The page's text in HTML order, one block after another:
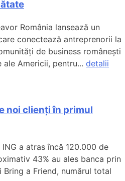
România lansează un
conectează antreprenorii la
de business românești
Americii, pentru... detalii
noi clienți în primul
a atras încă 120.000 de
43% au ales banca prin
a Friend, numărul total